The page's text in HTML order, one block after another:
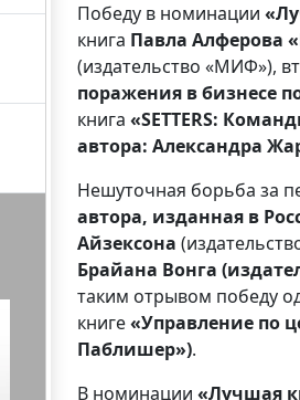
Победу в номинации
книга Павла Алферова
(издательство «МИФ»),
поражения в бизнесе
книга «SETTERS:
автора: Александра
Нешуточная борьба за
автора, изданная в
Айзексона
Брайана Вонга
таким отрывом победу
книге«Управление по
Паблишер»).
В номинации «Лучшая